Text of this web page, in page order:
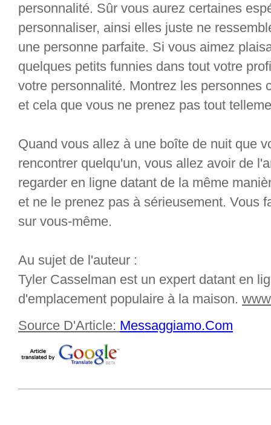
personnalité. Sûr vous aurez certaines
personnaliser, ainsi elles juste ne
une personne parfaite. Si vous aimez
quelques petits funnies dans tout votre
votre personnalité. Montrez les personnes
et cela que vous ne prenez pas tout
Quand vous allez à une boîte de nuit que
rencontrer quelqu'un, vous allez avoir de
regarder en ligne datant de la même
et ne le prenez pas à sérieusement. Vous
sur vous-même.
Au sujet de l'auteur :
Tyler Casselman est un expert datant en
d'emplacement populaire à la maison.
Source D'Article: Messaggiamo.Com